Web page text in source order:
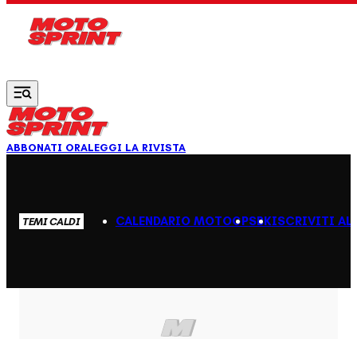
ABBONATI ORALEGGI LA RIVISTA
TEMI CALDI CALENDARIO MOTOGPSBKISCRIVITI AL